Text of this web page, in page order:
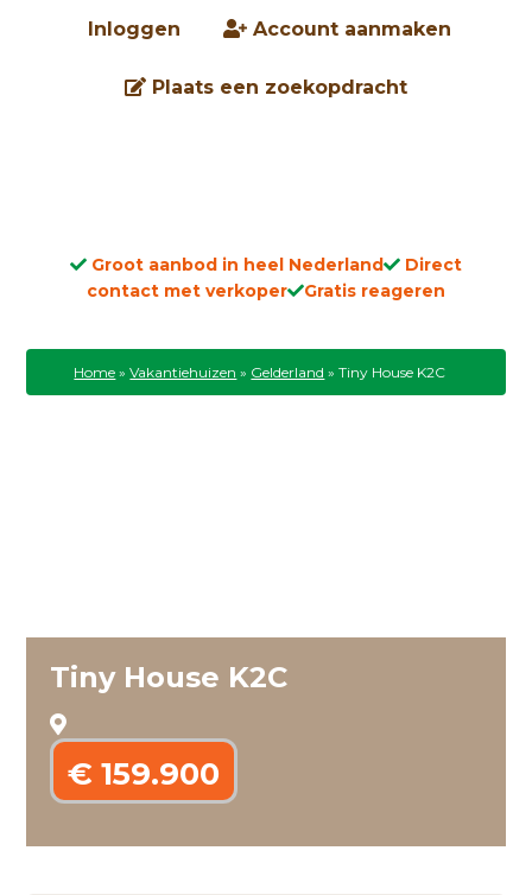
Inloggen Account aanmaken
Plaats een zoekopdracht
Groot aanbod in heel Nederland
Direct
contact met verkoper
Gratis reageren
Home »Vakantiehuizen » Gelderland »Tiny House K2C
Tiny House K2C
€ 159.900